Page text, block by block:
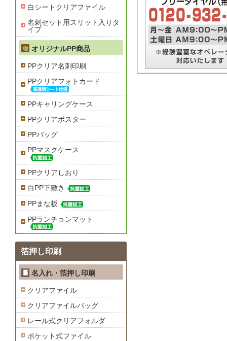
白シートクリアファイル
名刺セット用スリット入りタ
イプ
オリジナルPP商品
PPクリア名刺印刷
PPクリアフォトカード
PPキャリングケース
PPクリアポスター
PPバッグ
PPマスクケース
PPクリアしおり
白PP下敷き
PPまな板
PPランチョンマット
箔押し印刷
名入れ・箔押し印刷
クリアファイル
クリアファイルバッグ
レール式クリアフォルダ
ポケット式ファイル